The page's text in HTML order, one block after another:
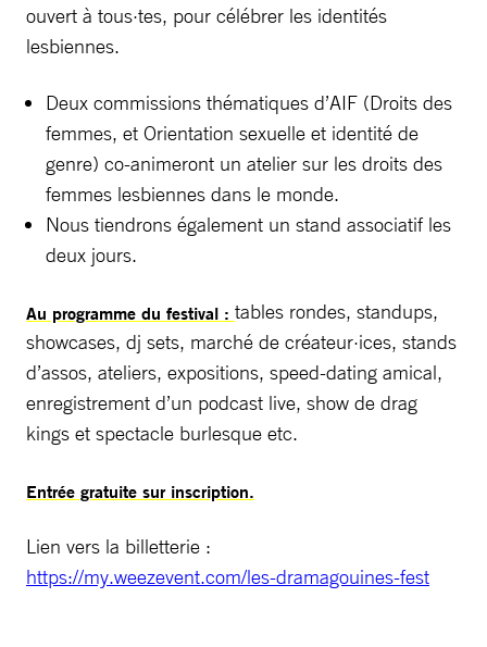
ouvert à tous·tes, pour célébrer les identités
lesbiennes.
Deux commissions thématiques d’AIF (Droits des
femmes, et Orientation sexuelle et identité de
genre) co-animeront un atelier sur les droits des
femmes lesbiennes dans le monde.
Nous tiendrons également un stand associatif les
deux jours.
Au programme du festival : tables rondes, standups,
showcases, dj sets, marché de créateur·ices, stands
d’assos, ateliers, expositions, speed-dating amical,
enregistrement d’un podcast live, show de drag
kings et spectacle burlesque etc.
Entrée gratuite sur inscription.
Lien vers la billetterie :
https://my.weezevent.com/les-dramagouines-fest